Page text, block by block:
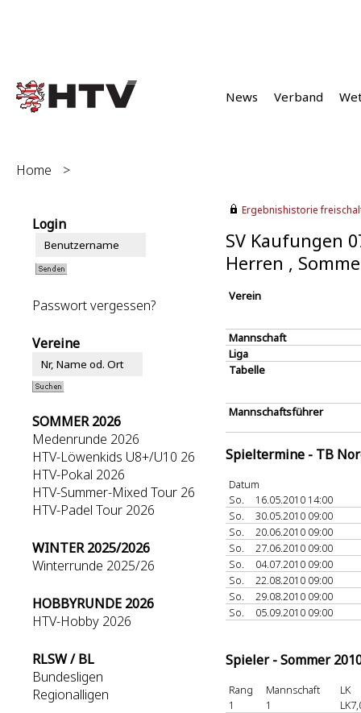
News Verband
Home >
Login
Passwort vergessen?
Vereine
SOMMER 2026
Medenrunde 2026
HTV-Löwenkids U8+/U10 26
HTV-Pokal 2026
HTV-Summer-Mixed Tour 26
HTV-Padel Tour 2026
WINTER 2025/2026
Winterrunde 2025/26
HOBBYRUNDE 2026
HTV-Hobby 2026
RLSW / BL
Bundesligen
Regionalligen
Ergebnishistorie
SV Kaufungen
Herren ,
Verein
Mannschaft
Liga
Tabelle
Mannschaftsführer
Spieltermine - TB
Datum
So.
16.05.2010 14:00
So.
30.05.2010 09:00
So.
20.06.2010 09:00
So.
27.06.2010 09:00
So.
04.07.2010 09:00
So.
22.08.2010 09:00
So.
29.08.2010 09:00
So.
05.09.2010 09:00
Spieler - Sommer
Rang Mannschaft
LK
1
1